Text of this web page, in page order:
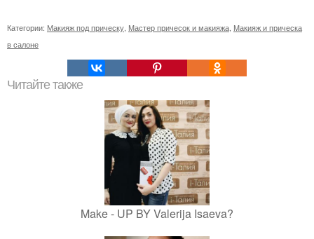
Категории: Макияж под прическу Мастер причесок и макияжа Макияж и прическа
в салоне
Читайте также
Make - UP BY Valerija Isaeva?